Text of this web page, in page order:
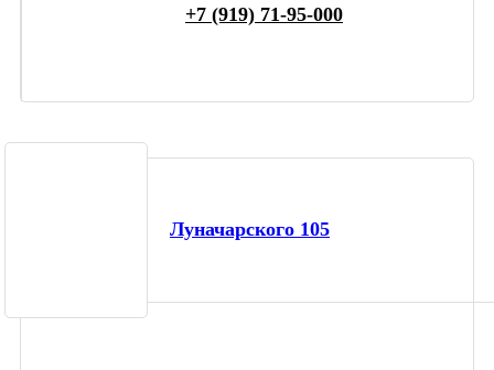
+7 (919) 71-95-000
Луначарского 105